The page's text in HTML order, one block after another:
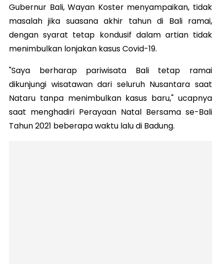
Gubernur Bali, Wayan Koster menyampaikan, tidak
masalah jika suasana akhir tahun di Bali ramai,
dengan syarat tetap kondusif dalam artian tidak
menimbulkan lonjakan kasus Covid-19.
"Saya berharap pariwisata Bali tetap ramai
dikunjungi wisatawan dari seluruh Nusantara saat
Nataru tanpa menimbulkan kasus baru," ucapnya
saat menghadiri Perayaan Natal Bersama se-Bali
Tahun 2021 beberapa waktu lalu di Badung.